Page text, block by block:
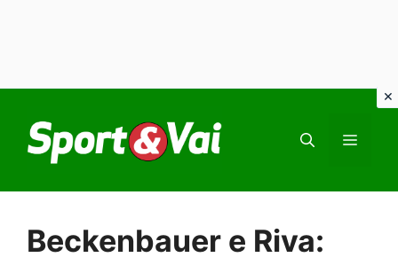
contenuto
Beckenbauer e Riva: